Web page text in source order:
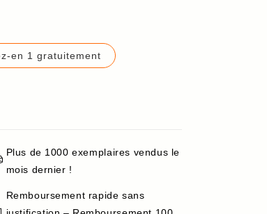
en 1 gratuitement
Plus de 1000 exemplaires vendus le
mois dernier !
Remboursement rapide sans